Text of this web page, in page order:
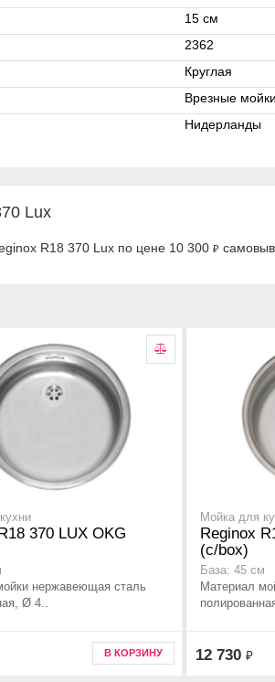
15 см
2362
Круглая
Врезные мойки
Нидерланды
Lux
R18 370 Lux по цене 10 300 ₽
370 LUX OKG
нержавеющая сталь
Ø 4..
В КОРЗИНУ
Мойка для
Reginox
(c/box)
База: 45 см
Материал
12 730 ₽